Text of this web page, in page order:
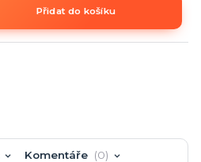
Přidat do košíku
Komentáře 0